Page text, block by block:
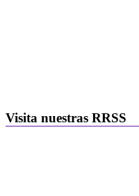
Visita nuestras RRSS